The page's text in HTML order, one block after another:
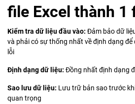
file Excel thành 1
Kiểm tra dữ liệu đầu vào: Đảm bảo dữ
và phải có sự thống nhất về định dạng
lỗi
Định dạng dữ liệu: Đồng nhất định dạng
Sao lưu dữ liệu: Lưu trữ bản sao trước
quan trọng